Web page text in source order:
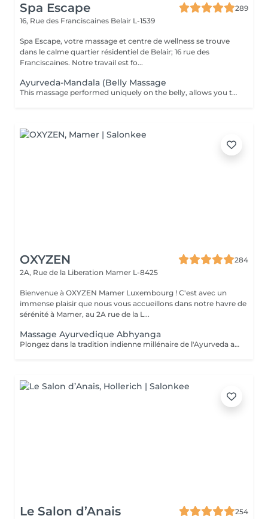
Spa Escape
289
16, Rue des Franciscaines Belair L-1539
Spa Escape, votre massage et centre de wellness se trouve
dans le calme quartier résidentiel de Belair; 16 rue des
Franciscaines. Notre travail est fo...
Ayurveda-Mandala (Belly Massage
This massage performed uniquely on the belly, allows you to eliminate the stress and stagnant emotions that one tends to hold onto. It promotes a deep sense of letting go and permits a healthy energy circulation and enhances a comfortable digestion.
OXYZEN
284
2A, Rue de la Liberation Mamer L-8425
Bienvenue à OXYZEN Mamer Luxembourg ! C'est avec un
immense plaisir que nous vous accueillons dans notre havre de
sérénité à Mamer, au 2A rue de la L...
Massage Ayurvedique Abhyanga
Plongez dans la tradition indienne millénaire de l'Ayurveda avec notre massage Abhyanga. Ce rituel ancestral, vieux de plus de 5000 ans, combine des gestes doux, des pressions ciblées et des étirements pour vous offrir une expérience de lâcher-prise absolu. "Abhyanga" signifie littéralement "massage à l'huile de tout le corps", et c'est précisément ce que vous recevrez. Chacun de nos mouvements est minutieusement exécuté pour créer une harmonie parfaite entre votre corps et votre esprit, vous permettant de vous détendre profondément et d'oublier le temps qui passe. Nous vous invitons également à découvrir nos offres de cartes FORFAITS, conçues pour prolonger ces moments de bien-être et vous offrir des avantages exclusifs. Pour plus d'informations, visitez notre page Forfaits. Ce massage est aussi une idée cadeau idéale pour surprendre et faire plaisir. Pour en savoir plus, cliquez ici : https://www.oxyzen.lu Veuillez noter que ce massage est déconseillé aux femmes enceintes. Avertissement : Nos soins sont dédiés au bien-être et à la relaxation. Ils ne remplacent pas un suivi médical et ne relèvent pas de la kinésithérapie.
Le Salon d’Anais
254